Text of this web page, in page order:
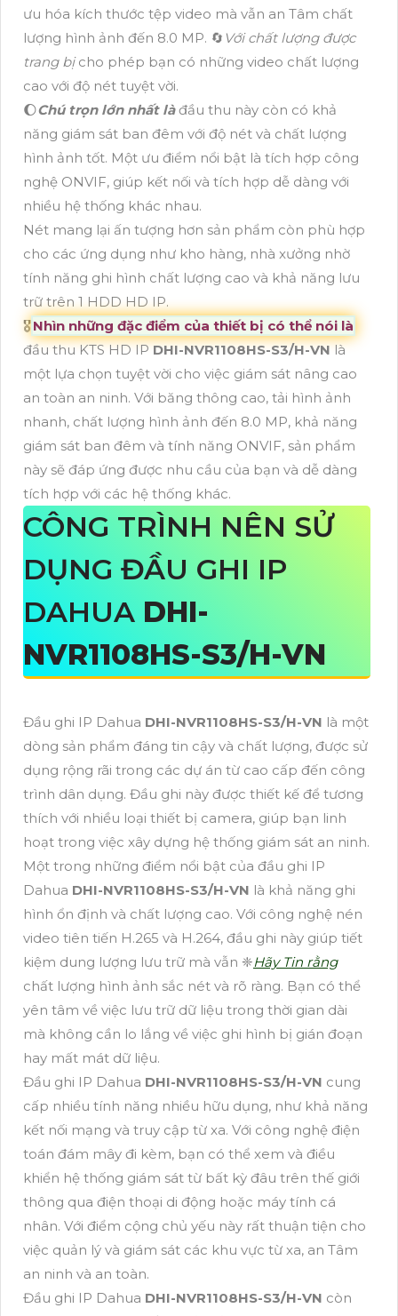
ưu hóa kích thước tệp video mà vẫn an Tâm chất
lượng hình ảnh đến 8.0 MP. 🔄 Với chất lượng được
trang bịcho phép bạn có những video chất lượng
cao với độ nét tuyệt vời.
🌔Chú trọn lớn nhất làđầu thu này còn có khả
năng giám sát ban đêm với độ nét và chất lượng
hình ảnh tốt. Một ưu điểm nổi bật là tích hợp công
nghệ ONVIF, giúp kết nối và tích hợp dễ dàng với
nhiều hệ thống khác nhau.
Nét mang lại ấn tượng hơn sản phẩm còn phù hợp
cho các ứng dụng như kho hàng, nhà xưởng nhờ
tính năng ghi hình chất lượng cao và khả năng lưu
trữ trên 1 HDD HD IP.
🎖️Nhìn những đặc điểm của thiết bị có thể nói là
đầu thu KTS HD IPDHI-NVR1108HS-S3/H-VNlà
một lựa chọn tuyệt vời cho việc giám sát nâng cao
an toàn an ninh. Với băng thông cao, tải hình ảnh
nhanh, chất lượng hình ảnh đến 8.0 MP, khả năng
giám sát ban đêm và tính năng ONVIF, sản phẩm
này sẽ đáp ứng được nhu cầu của bạn và dễ dàng
tích hợp với các hệ thống khác.
CÔNG TRÌNH NÊN SỬ
DỤNG ĐẦU GHI IP
DAHUA DHI-
NVR1108HS-S3/H-VN
Đầu ghi IP Dahua DHI-NVR1108HS-S3/H-VN là một
dòng sản phẩm đáng tin cậy và chất lượng, được sử
dụng rộng rãi trong các dự án từ cao cấp đến công
trình dân dụng. Đầu ghi này được thiết kế để tương
thích với nhiều loại thiết bị camera, giúp bạn linh
hoạt trong việc xây dựng hệ thống giám sát an ninh.
Một trong những điểm nổi bật của đầu ghi IP
Dahua DHI-NVR1108HS-S3/H-VN là khả năng ghi
hình ổn định và chất lượng cao. Với công nghệ nén
video tiên tiến H.265 và H.264, đầu ghi này giúp tiết
kiệm dung lượng lưu trữ mà vẫn ❈Hãy Tin rằng
chất lượng hình ảnh sắc nét và rõ ràng. Bạn có thể
yên tâm về việc lưu trữ dữ liệu trong thời gian dài
mà không cần lo lắng về việc ghi hình bị gián đoạn
hay mất mát dữ liệu.
Đầu ghi IP Dahua DHI-NVR1108HS-S3/H-VN cung
cấp nhiều tính năng nhiều hữu dụng, như khả năng
kết nối mạng và truy cập từ xa. Với công nghệ điện
toán đám mây đi kèm, bạn có thể xem và điều
khiển hệ thống giám sát từ bất kỳ đâu trên thế giới
thông qua điện thoại di động hoặc máy tính cá
nhân. Với điểm cộng chủ yếu này rất thuận tiện cho
việc quản lý và giám sát các khu vực từ xa, an Tâm
an ninh và an toàn.
Đầu ghi IP Dahua DHI-NVR1108HS-S3/H-VN còn